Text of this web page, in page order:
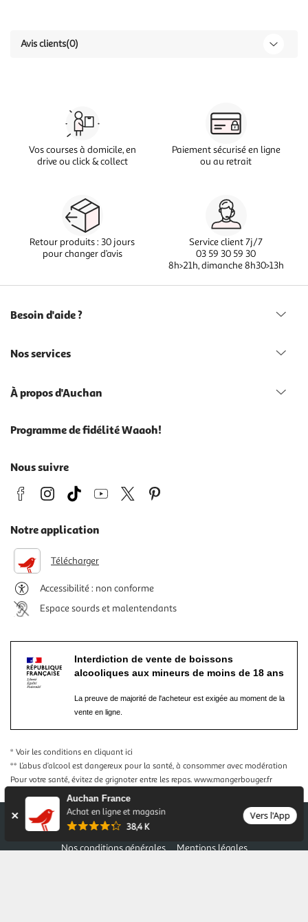
Auchan France
Achat en ligne et magasin
38,4 K
Vers l'App
Avis clients(0)
Vos courses à domicile, en
drive ou click & collect
Paiement sécurisé en ligne
ou au retrait
Retour produits : 30 jours
pour changer d’avis
Service client 7j/7
03 59 30 59 30
8h>21h, dimanche 8h30>13h
Besoin d'aide ?
Nos services
À propos d'Auchan
Programme de fidélité Waaoh!
Nous suivre
Notre application
Télécharger
Accessibilité : non conforme
Espace sourds et malentendants
Interdiction de vente de boissons
alcooliques aux mineurs de moins de 18 ans
La preuve de majorité de l'acheteur est exigée au moment de la
vente en ligne.
* Voir les conditions en cliquant ici
** L’abus d’alcool est dangereux pour la santé, à consommer avec modération
Pour votre santé, évitez de grignoter entre les repas. www.mangerbouger.fr
Nos conditions générales
Mentions légales